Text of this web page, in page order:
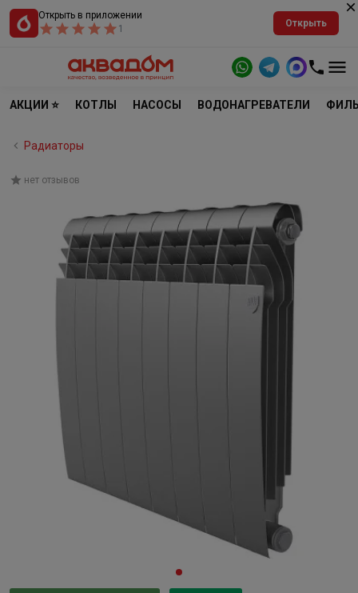
Открыть в приложении
1
Открыть
АКЦИИ ⭐ КОТЛЫ НАСОСЫ ВОДОНАГРЕВАТЕЛИ
Радиаторы
нет отзывов